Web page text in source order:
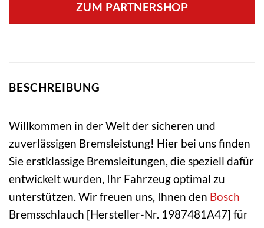
ZUM PARTNERSHOP
BESCHREIBUNG
Willkommen in der Welt der sicheren und
zuverlässigen Bremsleistung! Hier bei uns finden
Sie erstklassige Bremsleitungen, die speziell dafür
entwickelt wurden, Ihr Fahrzeug optimal zu
unterstützen. Wir freuen uns, Ihnen den Bosch
Bremsschlauch [Hersteller-Nr. 1987481A47] für